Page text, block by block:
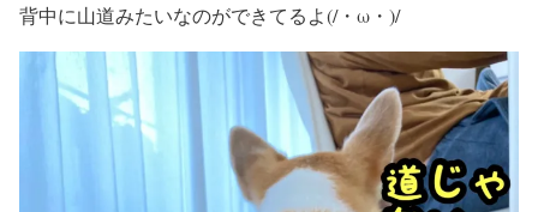
背中に山道みたいなのができてるよ(/・ω・)/